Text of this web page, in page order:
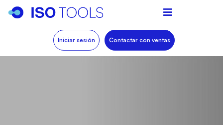
Iniciar sesión Contactar con ventas